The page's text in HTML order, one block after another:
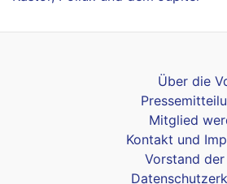
Über die
Mitglied
Kontakt und
Vorstand der